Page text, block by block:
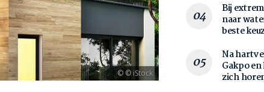
© iStock
Bij
naar
beste
Na
Gakpo
zich